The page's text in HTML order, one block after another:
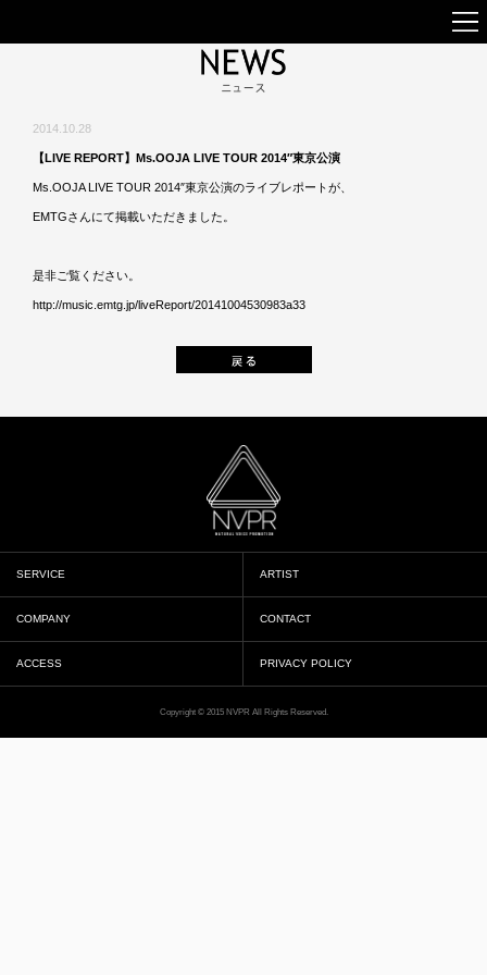
2014.10.28
【LIVE REPORT】Ms.OOJA LIVE TOUR 2014″東京公演
Ms.OOJA LIVE TOUR 2014″東京公演のライブレポートが、
EMTGさんにて掲載いただきました。
是非ご覧ください。
http://music.emtg.jp/liveReport/20141004530983a33
SERVICE ARTIST
COMPANY CONTACT
ACCESS PRIVACY POLICY
Copyright © 2015 NVPR All Rights Reserved.